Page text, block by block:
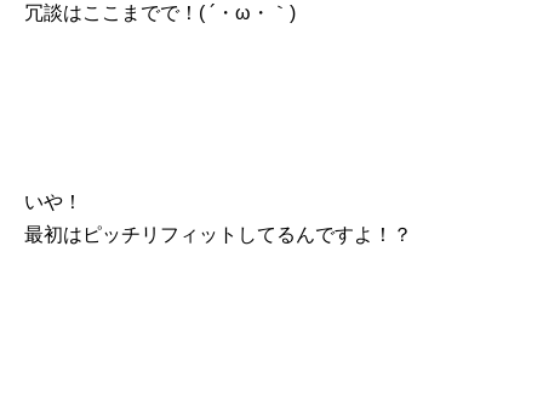
冗談はここまでで！( ´・ω・｀)
いや！
最初はピッチリフィットしてるんですよ！？